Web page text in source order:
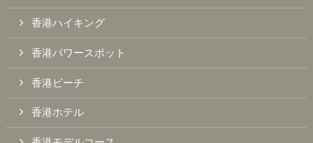
香港ハイキング
香港パワースポット
香港ビーチ
香港ホテル